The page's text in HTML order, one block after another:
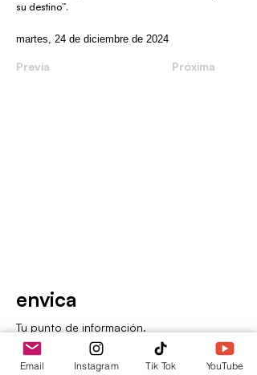
su destino”.
martes, 24 de diciembre de 2024
Previa Próxima
envica
Tu punto de información.
Email Instagram Tik Tok YouTube